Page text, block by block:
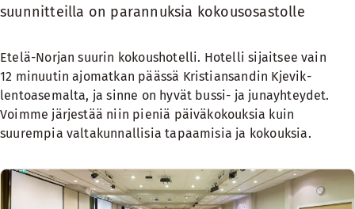
suunnitteilla on parannuksia kokousosastolle
Etelä-Norjan suurin kokoushotelli. Hotelli sijaitsee vain
12 minuutin ajomatkan päässä Kristiansandin Kjevik-
lentoasemalta, ja sinne on hyvät bussi- ja junayhteydet.
Voimme järjestää niin pieniä päiväkokouksia kuin
suurempia valtakunnallisia tapaamisia ja kokouksia.